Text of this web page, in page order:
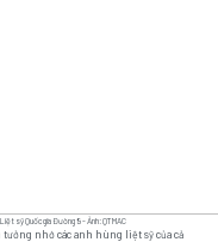
sỹ Quốc gia Đường 9 - Ảnh: QTMAC
nhớ các anh hùng liệt sỹ của cả